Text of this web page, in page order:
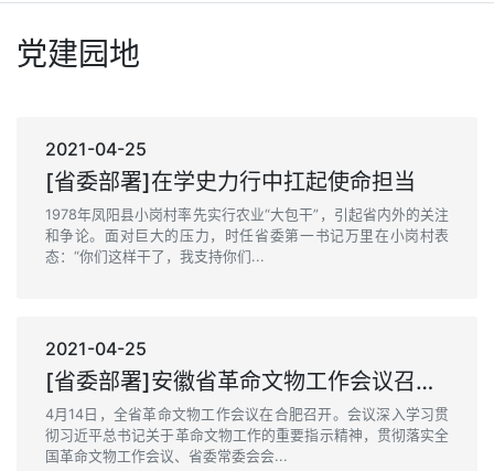
党建园地
2021-04-25
[省委部署]在学史力行中扛起使命担当
1978年凤阳县小岗村率先实行农业“大包干”，引起省内外的关注
和争论。面对巨大的压力，时任省委第一书记万里在小岗村表
态：“你们这样干了，我支持你们...
2021-04-25
[省委部署]安徽省革命文物工作会议召开 李锦斌作出批示
4月14日，全省革命文物工作会议在合肥召开。会议深入学习贯
彻习近平总书记关于革命文物工作的重要指示精神，贯彻落实全
国革命文物工作会议、省委常委会会...